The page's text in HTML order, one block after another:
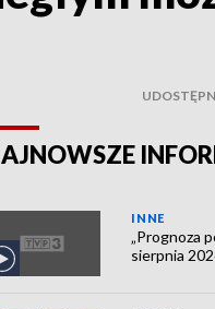
INNE
„Prognoza
sierpnia